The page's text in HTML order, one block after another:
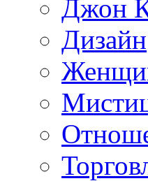
Джон
Дизайн